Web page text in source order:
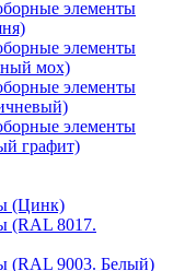
элементы
элементы
мох)
элементы
элементы
графит)
(Цинк)
(RAL 8017.
(RAL 9003. Белый)